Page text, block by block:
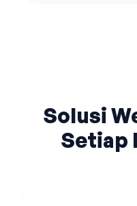
Solusi
Setiap